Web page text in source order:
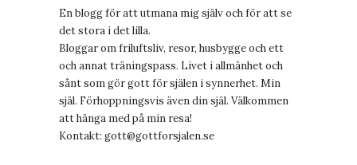
En blogg för att utmana mig själv och för att se
det stora i det lilla.
Bloggar om friluftsliv, resor, husbygge och ett
och annat träningspass. Livet i allmänhet och
sånt som gör gott för själen i synnerhet. Min
själ. Förhoppningsvis även din själ. Välkommen
att hänga med på min resa!
Kontakt: gott@gottforsjalen.se